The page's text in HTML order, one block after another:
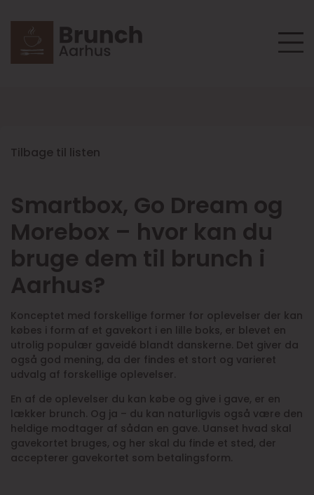
Tilbage til listen
Smartbox, Go Dream og
Morebox – hvor kan du
bruge dem til brunch i
Aarhus?
Konceptet med forskellige former for oplevelser der kan
købes i form af et gavekort i en lille boks, er blevet en
utrolig populær gaveidé blandt danskerne. Det giver da
også god mening, da der findes et stort og varieret
udvalg af forskellige oplevelser.
En af de oplevelser du kan købe og give i gave, er en
lækker brunch. Og ja – du kan naturligvis også være den
heldige modtager af sådan en gave. Uanset hvad skal
gavekortet bruges, og her skal du finde et sted, der
accepterer gavekortet som betalingsform.